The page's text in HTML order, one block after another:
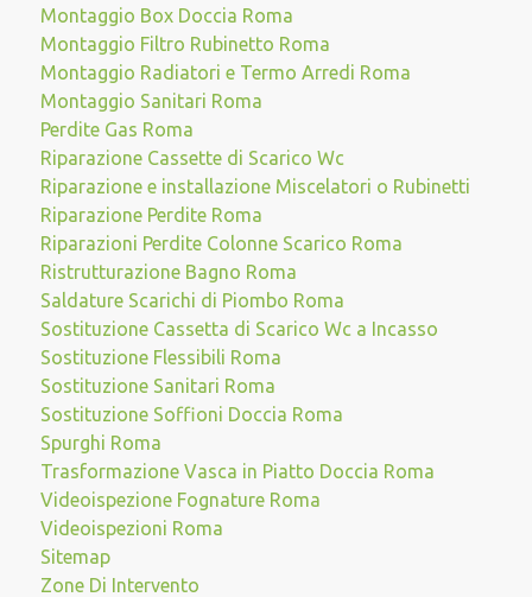
Montaggio Box Doccia Roma
Montaggio Filtro Rubinetto Roma
Montaggio Radiatori e Termo Arredi Roma
Montaggio Sanitari Roma
Perdite Gas Roma
Riparazione Cassette di Scarico Wc
Riparazione e installazione Miscelatori o Rubinetti
Riparazione Perdite Roma
Riparazioni Perdite Colonne Scarico Roma
Ristrutturazione Bagno Roma
Saldature Scarichi di Piombo Roma
Sostituzione Cassetta di Scarico Wc a Incasso
Sostituzione Flessibili Roma
Sostituzione Sanitari Roma
Sostituzione Soffioni Doccia Roma
Spurghi Roma
Trasformazione Vasca in Piatto Doccia Roma
Videoispezione Fognature Roma
Videoispezioni Roma
Sitemap
Zone Di Intervento